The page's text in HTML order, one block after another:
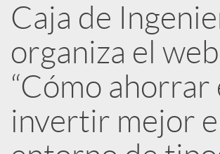
e
d
e
Caja de
organiza el
“Cómo ahorrar
invertir mejor